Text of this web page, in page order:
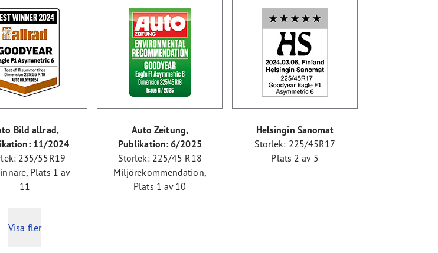
Bild allrad,
11/2024
235/55R19
Plats 1 av
11
Auto Zeitung,
Publikation: 6/2025
Storlek: 225/45 R18
Miljörekommendation,
Plats 1 av 10
Helsingin Sanomat
Storlek: 225/45R17
Plats 2 av 5
Visa fler